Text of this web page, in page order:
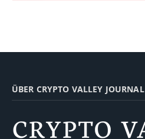
ÜBER CRYPTO VALLEY JOURNAL